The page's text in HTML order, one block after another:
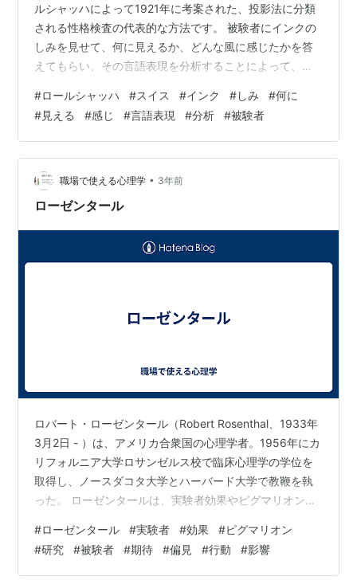
ルシャッハによって1921年に考案された、投影法に分類
される性格検査の代表的な方法です。 被験者にインクの
しみを見せて、何に見えるか、どんな風に感じたかを答
えてもらい、その言語表現を分析することによって、被
ルシャッハテストは、被験者の無意識やパーソナリティ
を探る際に有効な検査です。被験者は、インクのしみと
いう曖昧な刺激に対して、自分の思考や感情を投影して
しまいます。そのため、被験者の回答から、その人の思
考の癖や、感情の表し方、対人関係の傾向など、普段の
生活ではなかなか見えてこない部分を知ること…
#ロールシャッハ #スイス #インク #しみ #何に
#見える #感じ #言語表現 #分析 #被験者
職場で使える心理学 • 3年前
ローゼンタール
ロバート・ローゼンタール（Robert Rosenthal、1933年
3月2日 - ）は、アメリカ合衆国の心理学者。1956年にカ
リフォルニア大学ロサンゼルス校で臨床心理学の学位を
取得し、ノースダコタ大学とハーバード大学で教鞭を執
った。 ローゼンタールは、実験者効果やピグマリオン効
被験者に対して持つ期待や偏見が、被験者の行動や結果
に影響を与える現象である。ピグマリオン効果とは、教
師や指導者が生徒に対して持つ期待が高くなると、生徒
#ローゼンタール #実験者 #効果 #ピグマリオン
#研究 #被験者 #期待 #偏見 #行動 #影響